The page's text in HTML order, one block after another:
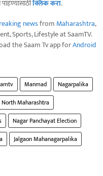
क्लिक करा.
newsfrom Maharashtra,
Sports, Lifestyle at SaamTV.
the Saam Tv app forAndroid
Manmad
Nagarpalika
North Maharashtra
Nagar Panchayat Election
Jalgaon Mahanagarpalika